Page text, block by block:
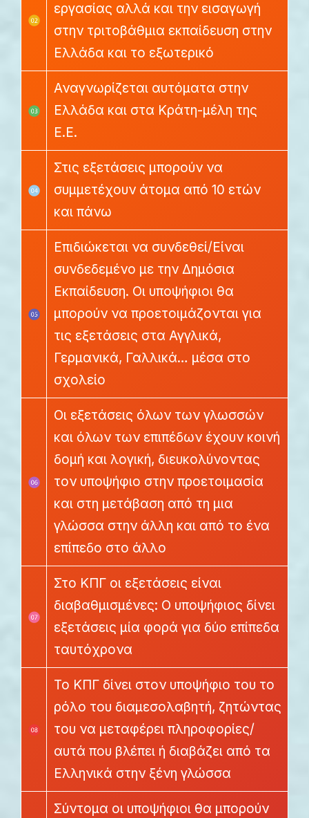
εργασίας αλλά και την εισαγωγή
στην τριτοβάθμια εκπαίδευση στην
Ελλάδα και το εξωτερικό
Αναγνωρίζεται αυτόματα στην
Ελλάδα και στα Κράτη-μέλη της
Ε.Ε.
Στις εξετάσεις μπορούν να
συμμετέχουν άτομα από 10 ετών
και πάνω
Επιδιώκεται να συνδεθεί/Είναι
συνδεδεμένο με την Δημόσια
Εκπαίδευση. Οι υποψήφιοι θα
μπορούν να προετοιμάζονται για
τις εξετάσεις στα Αγγλικά,
Γερμανικά, Γαλλικά… μέσα στο
σχολείο
Οι εξετάσεις όλων των γλωσσών
και όλων των επιπέδων έχουν κοινή
δομή και λογική, διευκολύνοντας
τον υποψήφιο στην προετοιμασία
και στη μετάβαση από τη μια
γλώσσα στην άλλη και από το ένα
επίπεδο στο άλλο
Στο ΚΠΓ οι εξετάσεις είναι
διαβαθμισμένες: Ο υποψήφιος δίνει
εξετάσεις μία φορά για δύο επίπεδα
ταυτόχρονα
Το ΚΠΓ δίνει στον υποψήφιο του το
ρόλο του διαμεσολαβητή, ζητώντας
του να μεταφέρει πληροφορίες/
αυτά που βλέπει ή διαβάζει από τα
Ελληνικά στην ξένη γλώσσα
Σύντομα οι υποψήφιοι θα μπορούν